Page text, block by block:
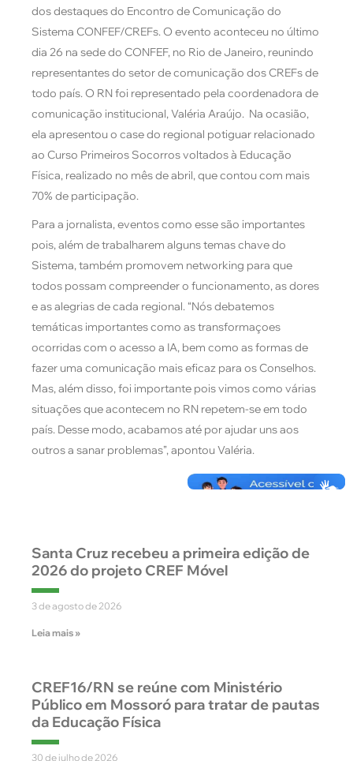
dos destaques do Encontro de Comunicação do
Sistema CONFEF/CREFs. O evento aconteceu no último
dia 26 na sede do CONFEF, no Rio de Janeiro, reunindo
representantes do setor de comunicação dos CREFs de
todo país. O RN foi representado pela coordenadora de
comunicação institucional, Valéria Araújo. Na ocasião,
ela apresentou o case do regional potiguar relacionado
ao Curso Primeiros Socorros voltados à Educação
Física, realizado no mês de abril, que contou com mais
70% de participação.
Para a jornalista, eventos como esse são importantes
pois, além de trabalharem alguns temas chave do
Sistema, também promovem networking para que
todos possam compreender o funcionamento, as dores
e as alegrias de cada regional. “Nós debatemos
temáticas importantes como as transformaçoes
ocorridas com o acesso a IA, bem como as formas de
fazer uma comunicação mais eficaz para os Conselhos.
Mas, além disso, foi importante pois vimos como várias
situações que acontecem no RN repetem-se em todo
país. Desse modo, acabamos até por ajudar uns aos
outros a sanar problemas”, apontou Valéria.
Santa Cruz recebeu a primeira edição de
2026 do projeto CREF Móvel
3 de agosto de 2026
Leia mais »
CREF16/RN se reúne com Ministério
Público em Mossoró para tratar de pautas
da Educação Física
30 de julho de 2026